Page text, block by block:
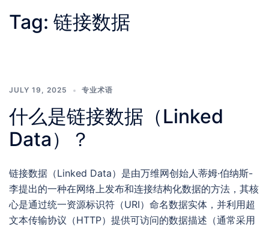
Tag: 链接数据
JULY 19, 2025 专业术语
什么是链接数据（Linked
Data）？
链接数据（Linked Data）是由万维网创始人蒂姆·伯纳斯-
李提出的一种在网络上发布和连接结构化数据的方法，其核
心是通过统一资源标识符（URI）命名数据实体，并利用超
文本传输协议（HTTP）提供可访问的数据描述（通常采用